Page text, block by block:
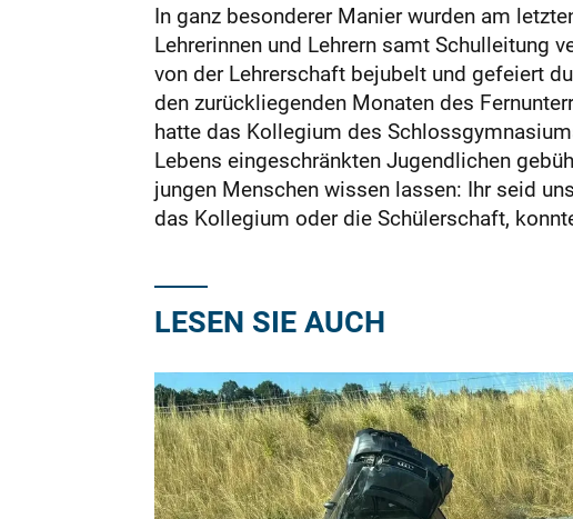
In ganz besonderer Manier wurden am
Lehrerinnen und Lehrern samt Schulleitung
von der Lehrerschaft bejubelt und gefeiert
den zurückliegenden Monaten des
hatte das Kollegium des
Lebens eingeschränkten Jugendlichen
jungen Menschen wissen lassen: Ihr seid
das Kollegium oder die Schülerschaft,
LESEN SIE AUCH